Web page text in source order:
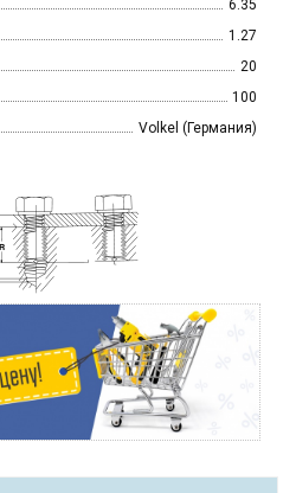
6.35
1.27
20
100
Volkel (Германия)